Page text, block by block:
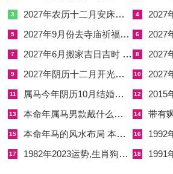
时以辰时七时至九时，巳时九时至十一时
阳历2026年12月25日，阴历十一月十七
丙午火旺之年尤为难得，恰似久旱逢甘霖
发，五行生克链条为水润土→土生金→金
不衰。
3 2027年农历十二月安床吉日 2027年正月安床吉日吉时查询 4 2027年4月份
5 2027年9月份去寺庙祈福的日子 2027年5月去寺庙吉日一览表 6 2027年修坟
7 2027年6月搬家吉日吉时 2027年农历6月搬家吉日一览表 8 2027年装修5
9 2027年阴历十二月开光吉日 2027年12月开光吉日一览表 10 2027年5月搬
11 属马今年阴历10月结婚好吗 属马还有几年本命年结婚呢好吗 12 2015年属羊女
13 本命年属马男款戴什么财神 本命年属马男士戴什么好一点 14 带有飒的女
15 本命年马的风水布局 本命年马的佛像怎么摆放 16 1992年属猴男
17 1982年2023运势,生肖狗1982年2023运势 18 1991年属羊男